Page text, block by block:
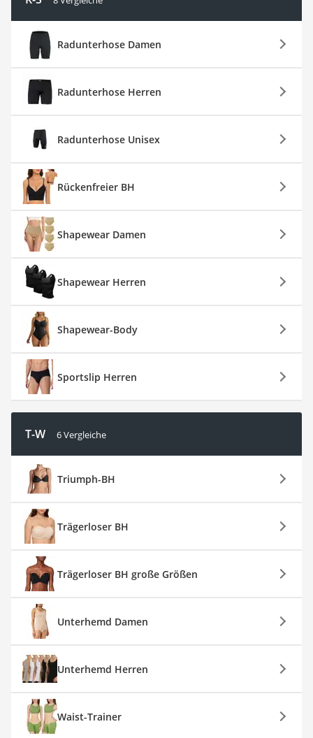
Radunterhose Damen
Radunterhose Herren
Radunterhose Unisex
Rückenfreier BH
Shapewear Damen
Shapewear Herren
Shapewear-Body
Sportslip Herren
T-W 6 Vergleiche
Triumph-BH
Trägerloser BH
Trägerloser BH große Größen
Unterhemd Damen
Unterhemd Herren
Waist-Trainer